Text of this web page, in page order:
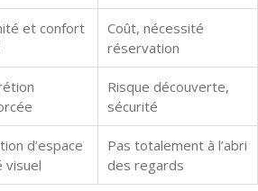
et confort
Coût, nécessité
réservation
Risque découverte,
sécurité
d’espace
visuel
Pas totalement à l’abri
des regards